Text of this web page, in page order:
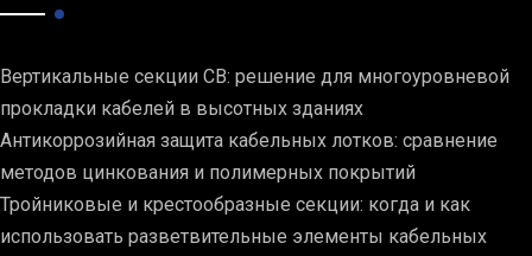
Вертикальные секции СВ: решение для многоуровневой
прокладки кабелей в высотных зданиях
Антикоррозийная защита кабельных лотков: сравнение
методов цинкования и полимерных покрытий
Тройниковые и крестообразные секции: когда и как
использовать разветвительные элементы кабельных